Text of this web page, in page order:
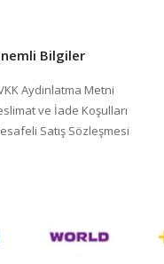
Bilgiler
Aydınlatma Metni
ve İade Koşulları
Satış Sözleşmesi